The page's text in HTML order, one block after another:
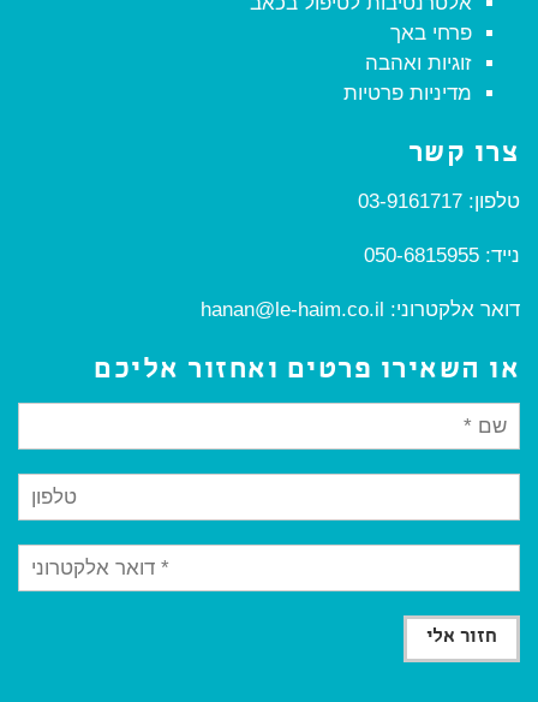
פרחי באך
זוגיות ואהבה
מדיניות פרטיות
צרו קשר
טלפון: 03-9161717
נייד: 050-6815955
דואר אלקטרוני: hanan@le-haim.co.il
או השאירו פרטים ואחזור אליכם